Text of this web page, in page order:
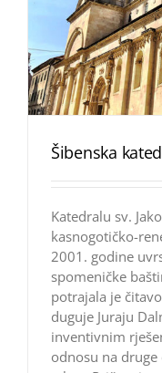
Šibenska
Katedralu sv.
kasnogotičko-
2001. godine
spomeničke
potrajala je
duguje Juraju
inventivnim
odnosu na